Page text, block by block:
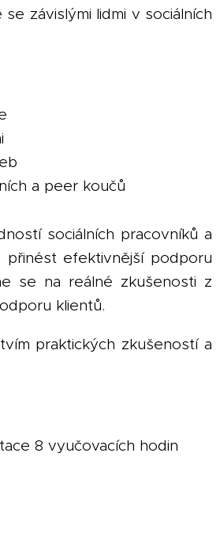
závislými lidmi v sociálních
a peer koučů
sociálních pracovníků a
přinést efektivnější podporu
se na reálné zkušenosti z
klientů.
praktických zkušeností a
8 vyučovacích hodin